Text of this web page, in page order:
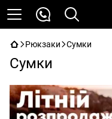
Рюкзаки Сумки
Сумки